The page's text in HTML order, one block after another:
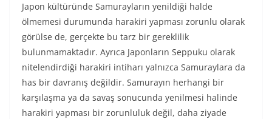
Japon kültüründe Samurayların yenildiği halde
ölmemesi durumunda harakiri yapması zorunlu olarak
görülse de, gerçekte bu tarz bir gereklilik
bulunmamaktadır. Ayrıca Japonların Seppuku olarak
nitelendirdiği harakiri intiharı yalnızca Samuraylara da
has bir davranış değildir. Samurayın herhangi bir
karşılaşma ya da savaş sonucunda yenilmesi halinde
harakiri yapması bir zorunluluk değil, daha ziyade